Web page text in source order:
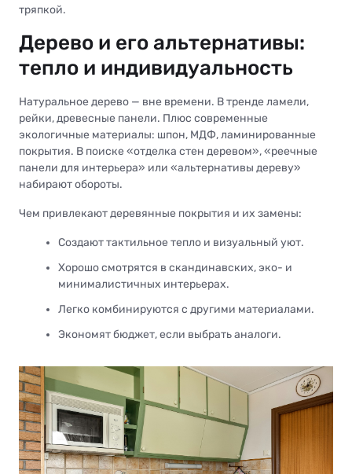
тряпкой.
Дерево и его альтернативы:
тепло и индивидуальность
Натуральное дерево — вне времени. В тренде ламели,
рейки, древесные панели. Плюс современные
экологичные материалы: шпон, МДФ, ламинированные
покрытия. В поиске «отделка стен деревом», «реечные
панели для интерьера» или «альтернативы дереву»
набирают обороты.
Чем привлекают деревянные покрытия и их замены:
Создают тактильное тепло и визуальный уют.
Хорошо смотрятся в скандинавских, эко- и
минималистичных интерьерах.
Легко комбинируются с другими материалами.
Экономят бюджет, если выбрать аналоги.